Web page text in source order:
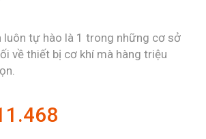
luôn tự hào là 1 trong những cơ sở
về thiết bị cơ khí mà hàng triệu